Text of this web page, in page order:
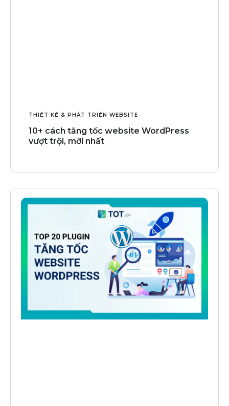
THIẾT KẾ & PHÁT TRIỂN WEBSITE
10+ cách tăng tốc website WordPress
vượt trội, mới nhất